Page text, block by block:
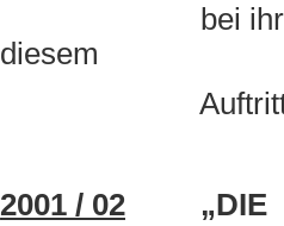
bei ihrer ½
diesem
2001 / 02
„DIE